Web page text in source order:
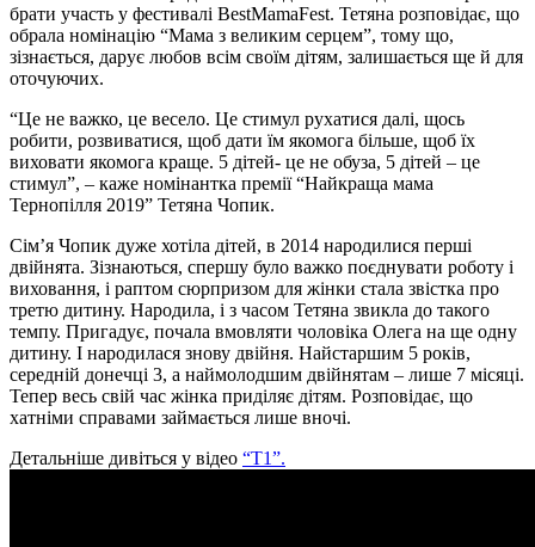
брати участь у фестивалі BestMamaFest. Тетяна розповідає, що
обрала номінацію “Мама з великим серцем”, тому що,
зізнається, дарує любов всім своїм дітям, залишається ще й для
оточуючих.
“Це не важко, це весело. Це стимул рухатися далі, щось
робити, розвиватися, щоб дати їм якомога більше, щоб їх
виховати якомога краще. 5 дітей- це не обуза, 5 дітей – це
стимул”, – каже номінантка премії “Найкраща мама
Тернопілля 2019” Тетяна Чопик.
Сім’я Чопик дуже хотіла дітей, в 2014 народилися перші
двійнята. Зізнаються, спершу було важко поєднувати роботу і
виховання, і раптом сюрпризом для жінки стала звістка про
третю дитину. Народила, і з часом Тетяна звикла до такого
темпу. Пригадує, почала вмовляти чоловіка Олега на ще одну
дитину. І народилася знову двійня. Найстаршим 5 років,
середній донечці 3, а наймолодшим двійнятам – лише 7 місяці.
Тепер весь свій час жінка приділяє дітям. Розповідає, що
хатніми справами займається лише вночі.
Детальніше дивіться у відео “Т1”.